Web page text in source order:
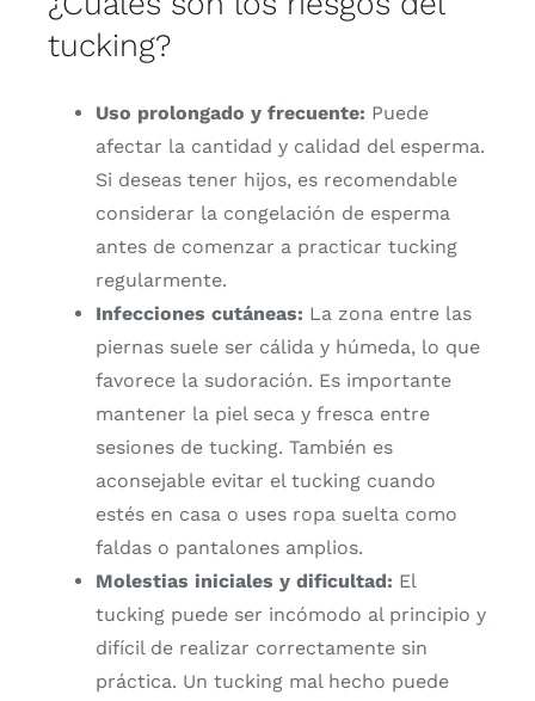
tucking?
Uso prolongado y frecuente: Puede
afectar la cantidad y calidad del esperma.
Si deseas tener hijos, es recomendable
considerar la congelación de esperma
antes de comenzar a practicar tucking
regularmente.
Infecciones cutáneas: La zona entre las
piernas suele ser cálida y húmeda, lo que
favorece la sudoración. Es importante
mantener la piel seca y fresca entre
sesiones de tucking. También es
aconsejable evitar el tucking cuando
estés en casa o uses ropa suelta como
faldas o pantalones amplios.
Molestias iniciales y dificultad: El
tucking puede ser incómodo al principio y
difícil de realizar correctamente sin
práctica. Un tucking mal hecho puede